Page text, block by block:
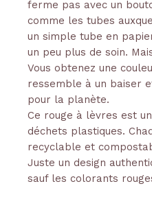
ferme pas avec un
comme les tubes
un simple tube en
un peu plus de soin.
Vous obtenez une
ressemble à un baiser
pour la planète.
Ce rouge à lèvres est
déchets plastiques.
recyclable et
Juste un design
sauf les colorants